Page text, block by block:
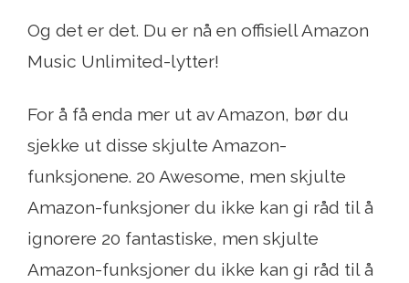
Og det er det. Du er nå en offisiell Amazon
Music Unlimited-lytter!
For å få enda mer ut av Amazon, bør du
sjekke ut disse skjulte Amazon-
funksjonene. 20 Awesome, men skjulte
Amazon-funksjoner du ikke kan gi råd til å
ignorere 20 fantastiske, men skjulte
Amazon-funksjoner du ikke kan gi råd til å